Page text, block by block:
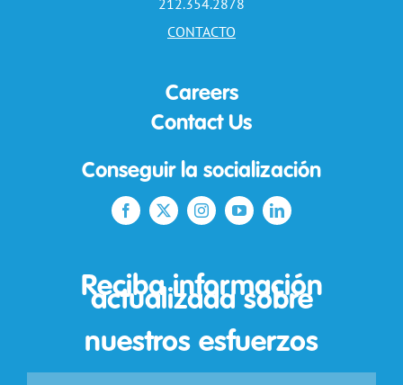
CONTACTO
Careers
Contact Us
Conseguir la socialización
Reciba información
actualizada sobre
nuestros esfuerzos